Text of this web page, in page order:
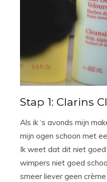
Stap 1: Clarins
Als ik ‘s avonds mijn
mijn ogen schoon met
Ik weet dat dit niet goed
wimpers niet goed
smeer liever geen